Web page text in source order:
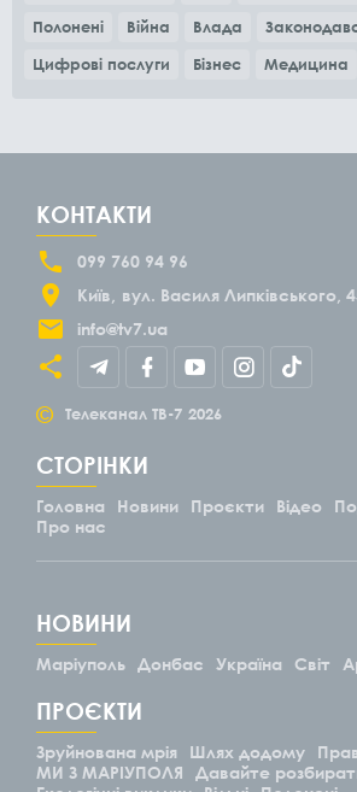
Полонені
Війна Влада
Цифрові послуги
Бізнес Медицина
КОНТАКТИ
099 760 94 96
Київ
вул. Василя Липківського,
info@tv7.ua
© Телеканал ТВ-7 2026
СТОРІНКИ
Головна Новини Проєкти Відео
Про нас
НОВИНИ
Маріуполь Донбас Україна Світ
ПРОЄКТИ
Зруйнована мрія Шлях додому
МИ З МАРІУПОЛЯ
Давайте